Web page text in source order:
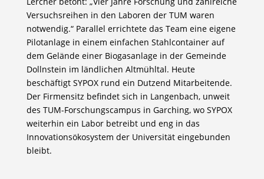
Versuchsreihen in den Laboren der TUM waren
notwendig.“ Parallel errichtete das Team eine eigene
Pilotanlage in einem einfachen Stahlcontainer auf
dem Gelände einer Biogasanlage in der Gemeinde
Dollnstein im ländlichen Altmühltal. Heute
beschäftigt SYPOX rund ein Dutzend Mitarbeitende.
Der Firmensitz befindet sich in Langenbach, unweit
des TUM-Forschungscampus in Garching, wo SYPOX
weiterhin ein Labor betreibt und eng in das
Innovationsökosystem der Universität eingebunden
bleibt.